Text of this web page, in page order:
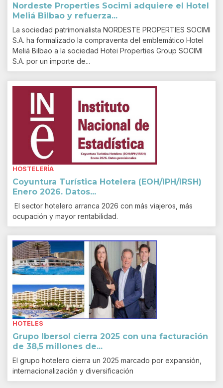
Nordeste Properties Socimi adquiere el Hotel
Meliá Bilbao y refuerza...
La sociedad patrimonialista NORDESTE PROPERTIES SOCIMI
S.A. ha formalizado la compraventa del emblemático Hotel
Meliá Bilbao a la sociedad Hotei Properties Group SOCIMI
S.A. por un importe de...
HOSTELERÍA
Coyuntura Turística Hotelera (EOH/IPH/IRSH)
Enero 2026. Datos...
El sector hotelero arranca 2026 con más viajeros, más
ocupación y mayor rentabilidad.
HOTELES
Grupo Ibersol cierra 2025 con una facturación
de 38,5 millones de...
El grupo hotelero cierra un 2025 marcado por expansión,
internacionalización y diversificación